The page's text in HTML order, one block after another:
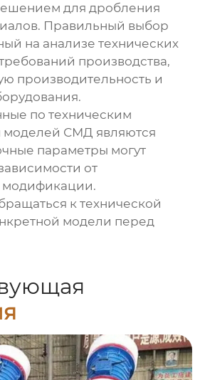
для дробления
Правильный выбор
на анализе технических
производства,
производительность и
по техническим
моделей СМД являются
параметры могут
от
модификации.
к технической
модели перед